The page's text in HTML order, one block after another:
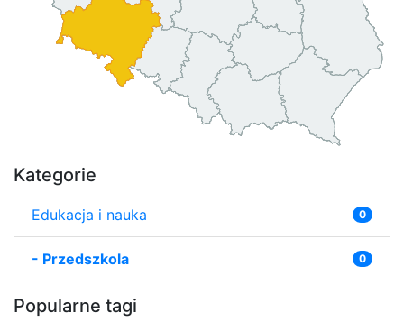
Kategorie
Edukacja i nauka 0
- Przedszkola 0
Popularne tagi